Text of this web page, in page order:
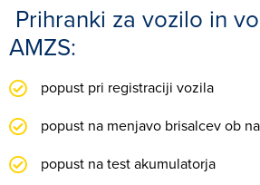
Prihranki za vozilo in
AMZS:
popust pri registraciji vozila
popust na menjavo brisalcev ob
popust na test akumulatorja